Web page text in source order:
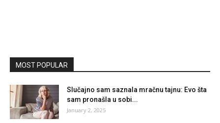
MOST POPULAR
Slučajno sam saznala mračnu tajnu: Evo šta
sam pronašla u sobi...
January 2, 2025